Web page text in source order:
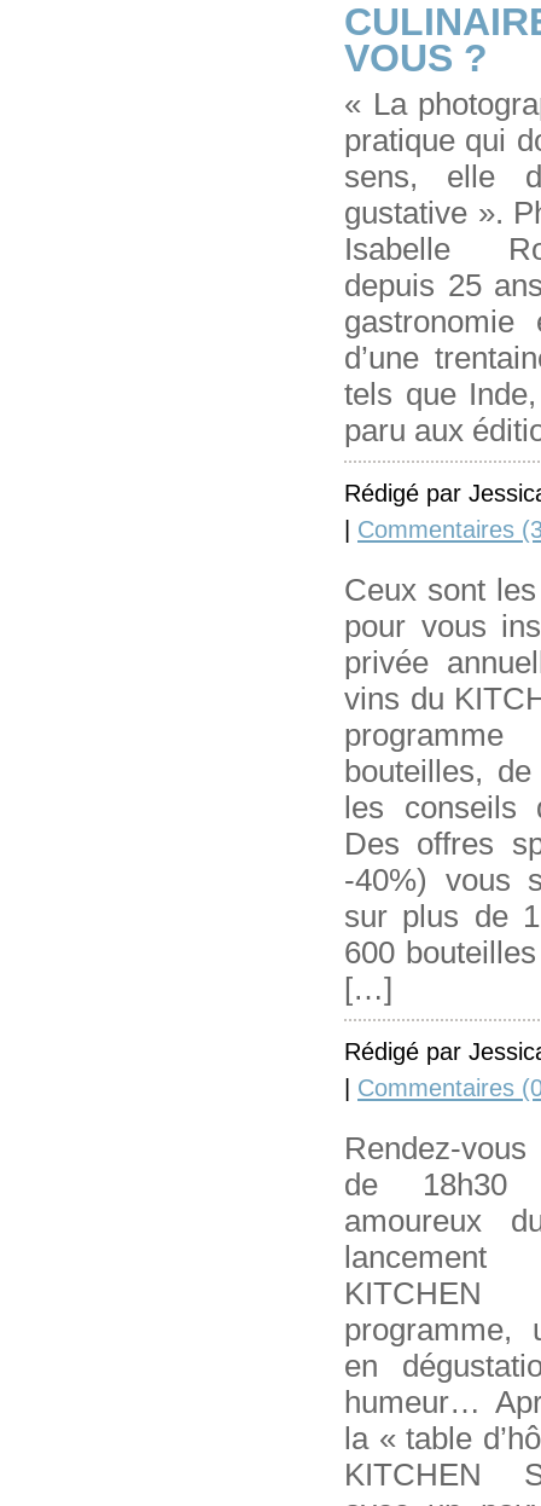
VOUS ?
« La
pratique qui
sens, elle
gustative ».
Isabelle
depuis 25
d’une
tels que
paru aux
Rédigé par
| Commentaires
Ceux sont
pour vous
privée
vins du
bouteilles,
les conseils
Des offres
-40%) vous
sur plus de
600
[…]
Rédigé par
| Commentaires
Rendez-
de
amoureux
lancement
KITCHEN
programme,
en
humeur…
la « table
KITCHEN